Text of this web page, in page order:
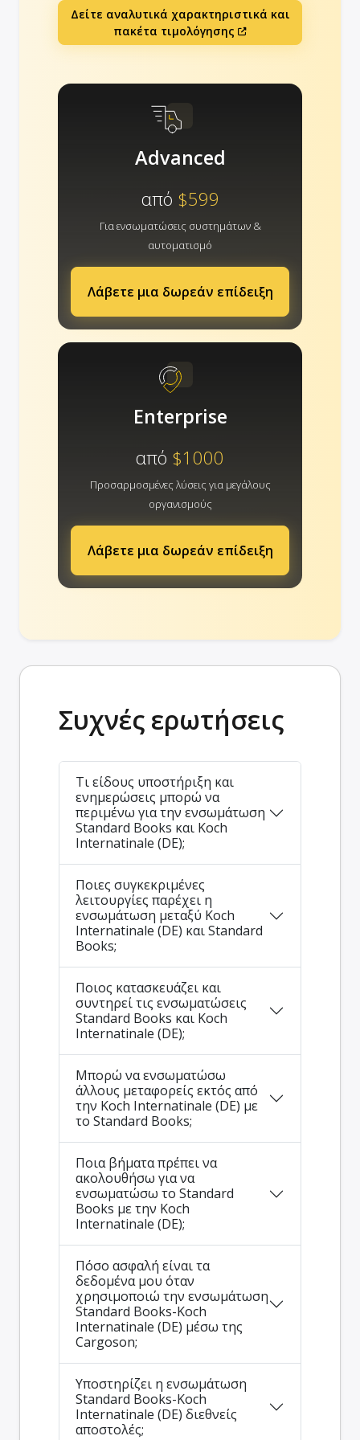
Δείτε αναλυτικά χαρακτηριστικά και
πακέτα τιμολόγησης
Advanced
από $599
Για ενσωματώσεις συστημάτων &
αυτοματισμό
Λάβετε μια δωρεάν επίδειξη
Enterprise
από $1000
Προσαρμοσμένες λύσεις για μεγάλους
οργανισμούς
Λάβετε μια δωρεάν επίδειξη
Συχνές ερωτήσεις
Τι είδους υποστήριξη και
ενημερώσεις μπορώ να
περιμένω για την ενσωμάτωση
Standard Books και Koch
Internatinale (DE);
Ποιες συγκεκριμένες
λειτουργίες παρέχει η
ενσωμάτωση μεταξύ Koch
Internatinale (DE) και Standard
Books;
Ποιος κατασκευάζει και
συντηρεί τις ενσωματώσεις
Standard Books και Koch
Internatinale (DE);
Μπορώ να ενσωματώσω
άλλους μεταφορείς εκτός από
την Koch Internatinale (DE) με
το Standard Books;
Ποια βήματα πρέπει να
ακολουθήσω για να
ενσωματώσω το Standard
Books με την Koch
Internatinale (DE);
Πόσο ασφαλή είναι τα
δεδομένα μου όταν
χρησιμοποιώ την ενσωμάτωση
Standard Books-Koch
Internatinale (DE) μέσω της
Cargoson;
Υποστηρίζει η ενσωμάτωση
Standard Books-Koch
Internatinale (DE) διεθνείς
αποστολές;